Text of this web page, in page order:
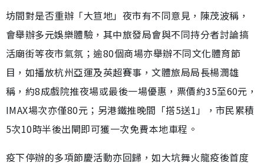
坊間對是否重辦「大笪地」夜市有不同意見，陳茂波稱，
會舉辦多元娛樂體驗，其中旅發局會與不同持分者討論搞
活廟街等夜市氣氛；逾80個商場亦舉辦不同文化體育節
目，如播放杭州亞運及英超賽事，文體旅局局長楊潤雄
稱，約8成戲院推夜場或最後一場優惠，票價約35至60元，
IMAX場次亦僅80元；另港鐵推晚間「搭5送1」，市民累積
5次10時半後出閘即可獲一次免費本地車程。
疫下停辦的多項節慶活動亦回歸，如大坑舞火龍疫後首度